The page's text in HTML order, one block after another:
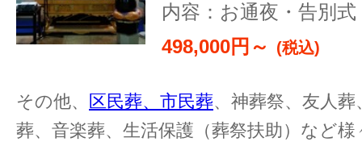
内容：お通夜・告別式
498,000円～
(税込)
その他、 区民葬、市民葬、神葬祭、友人
葬、音楽葬、生活保護（葬祭扶助）など